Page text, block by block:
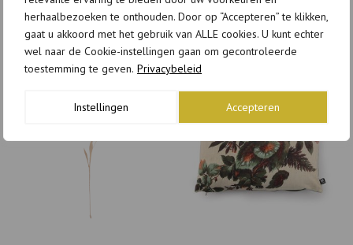
herhaalbezoeken te onthouden. Door op “Accepteren” te klikken,
gaat u akkoord met het gebruik van ALLE cookies. U kunt echter
wel naar de Cookie-instellingen gaan om gecontroleerde
toestemming te geven. Privacybeleid
Instellingen Accepteren
GERELATEERDE PRODUCTEN